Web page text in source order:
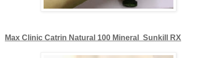
Max Clinic Catrin Natural 100 Mineral Sunkill RX